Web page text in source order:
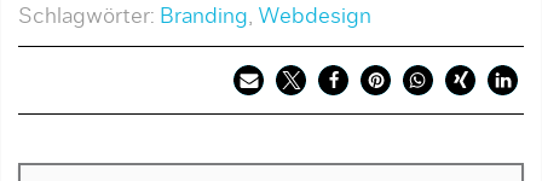
Schlagwörter: Branding, Webdesign